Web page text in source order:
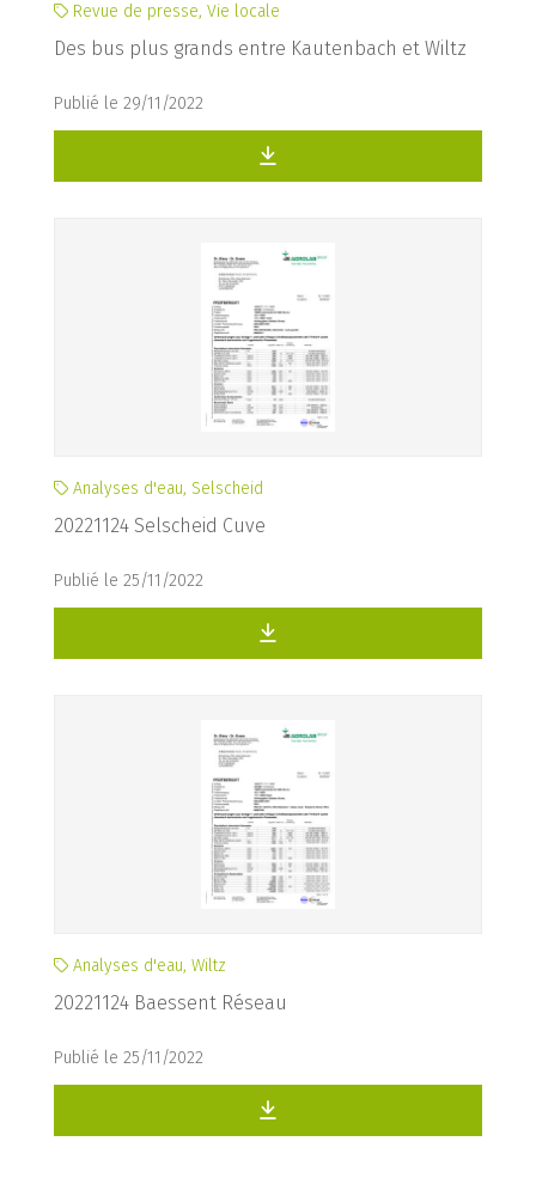
Revue de presse, Vie locale
Des bus plus grands entre Kautenbach et Wiltz
Publié le 29/11/2022
Analyses d'eau, Selscheid
20221124 Selscheid Cuve
Publié le 25/11/2022
Analyses d'eau, Wiltz
20221124 Baessent Réseau
Publié le 25/11/2022